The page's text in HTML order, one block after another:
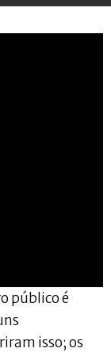
público é
isso; os